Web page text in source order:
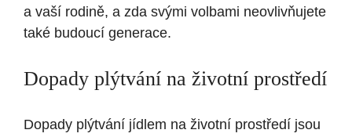
a vaší rodině, a zda svými volbami neovlivňujete
také budoucí generace.
Dopady plýtvání na životní prostředí
Dopady plýtvání jídlem na životní prostředí jsou